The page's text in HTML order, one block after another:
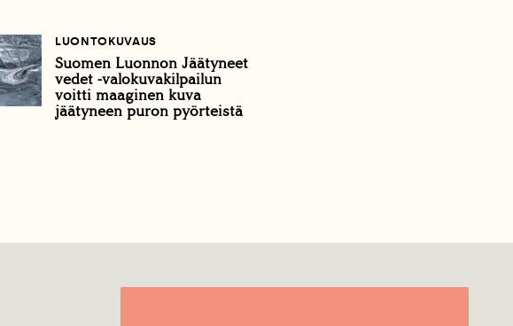
LUONTOKUVAUS
Suomen Luonnon Jäätyneet
vedet -valokuvakilpailun
voitti maaginen kuva
jäätyneen puron pyörteistä